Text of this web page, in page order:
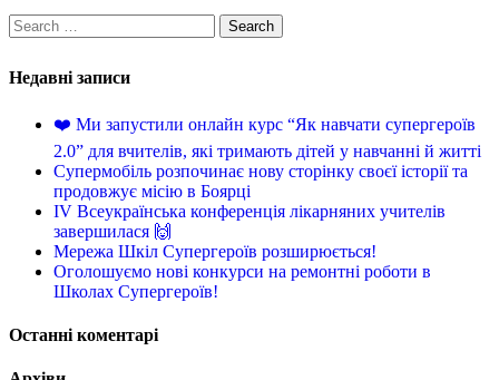
Недавні записи
❤️ Ми запустили онлайн курс “Як навчати супергероїв
2.0” для вчителів, які тримають дітей у навчанні й житті
Супермобіль розпочинає нову сторінку своєї історії та
продовжує місію в Боярці
IV Всеукраїнська конференція лікарняних учителів
завершилася 🙌
Мережа Шкіл Супергероїв розширюється!
Оголошуємо нові конкурси на ремонтні роботи в
Школах Супергероїв!
Останні коментарі